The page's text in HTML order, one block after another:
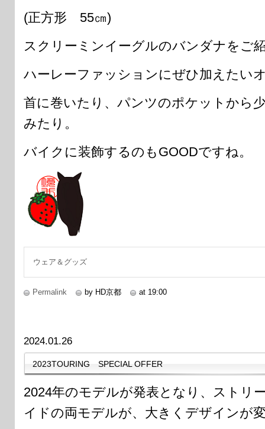
(正方形 55㎝)
スクリーミンイーグルのバンダナをご
ハーレーファッションにぜひ加えたい
首に巻いたり、パンツのポケットから
みたり。
バイクに装飾するのもGOODですね。
ウェア＆グッズ
Permalink by HD京都 at 19:00
2024.01.26
2023TOURING SPECIAL OFFER
2024年のモデルが発表となり、ストリ
イドの両モデルが、大きくデザインが